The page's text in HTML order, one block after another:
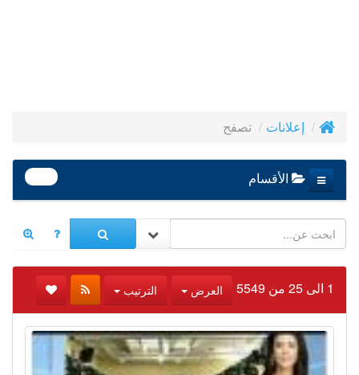
إعلانات تصفح
الأقسام
1 الى 25 من 5549 العرض الترتيب